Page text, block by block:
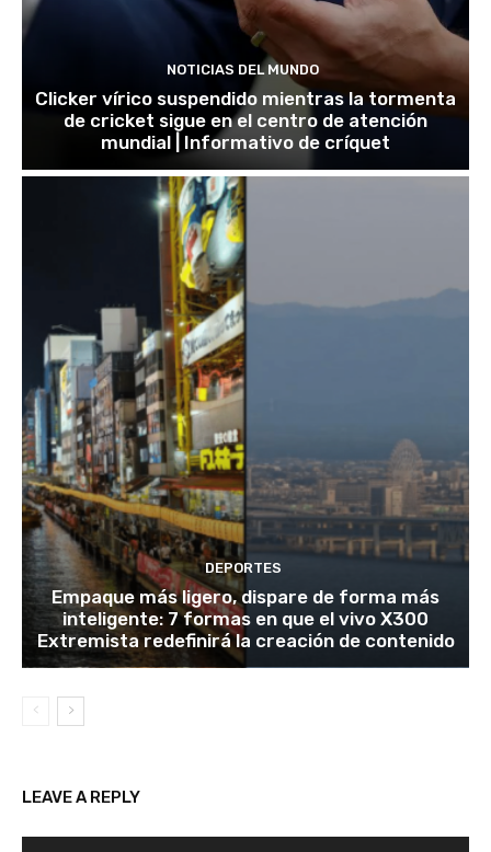
NOTICIAS DEL MUNDO
Clicker vírico suspendido mientras la tormenta
de cricket sigue en el centro de atención
mundial | Informativo de críquet
DEPORTES
Empaque más ligero, dispare de forma más
inteligente: 7 formas en que el vivo X300
Extremista redefinirá la creación de contenido
LEAVE A REPLY